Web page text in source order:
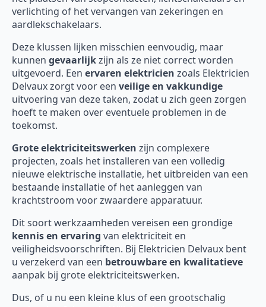
verlichting of het vervangen van zekeringen en
aardlekschakelaars.
Deze klussen lijken misschien eenvoudig, maar
kunnen gevaarlijkzijn als ze niet correct worden
uitgevoerd. Een ervaren elektricien zoals Elektricien
Delvaux zorgt voor een veilige en vakkundige
uitvoering van deze taken, zodat u zich geen zorgen
hoeft te maken over eventuele problemen in de
toekomst.
Grote elektriciteitswerken zijn complexere
projecten, zoals het installeren van een volledig
nieuwe elektrische installatie, het uitbreiden van een
bestaande installatie of het aanleggen van
krachtstroom voor zwaardere apparatuur.
Dit soort werkzaamheden vereisen een grondige
kennis en ervaring van elektriciteit en
veiligheidsvoorschriften. Bij Elektricien Delvaux bent
u verzekerd van een betrouwbare en kwalitatieve
aanpak bij grote elektriciteitswerken.
Dus, of u nu een kleine klus of een grootschalig